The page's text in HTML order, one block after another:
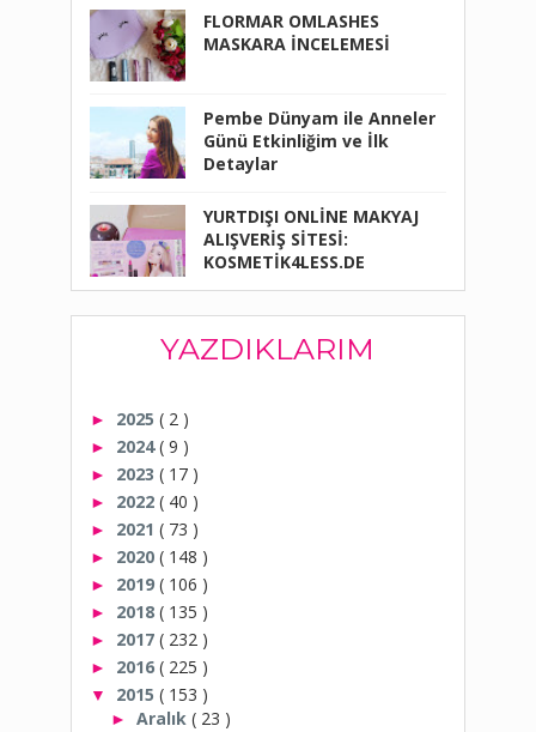
FLORMAR OMLASHES
MASKARA İNCELEMESİ
Pembe Dünyam ile Anneler
Günü Etkinliğim ve İlk
Detaylar
YURTDIŞI ONLİNE MAKYAJ
ALIŞVERİŞ SİTESİ:
KOSMETİK4LESS.DE
YAZDIKLARIM
► 2025 ( 2 )
► 2024( 9 )
► 2023 ( 17 )
► 2022 ( 40 )
► 2021 ( 73 )
► 2020 ( 148 )
► 2019 ( 106 )
► 2018 ( 135 )
► 2017 ( 232 )
► 2016 ( 225 )
▼ 2015 ( 153 )
► Aralık ( 23 )